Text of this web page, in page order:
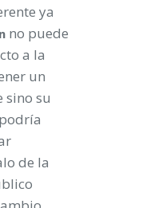
ya
no puede
a la
un
sino su
de la